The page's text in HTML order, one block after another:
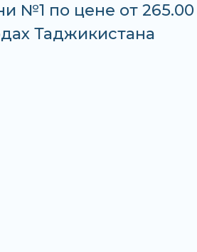
№1 по цене от 265.00
Таджикистана